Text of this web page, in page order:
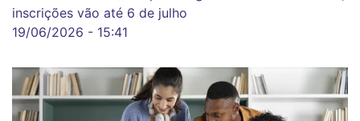
inscrições vão até 6 de julho
19/06/2026 - 15:41